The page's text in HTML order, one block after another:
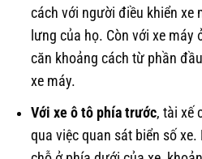
cách với người điều khiển xe
lưng của họ. Còn với xe máy
căn khoảng cách từ phần
xe máy.
Với xe ô tô phía trước, tài xế
qua việc quan sát biển số